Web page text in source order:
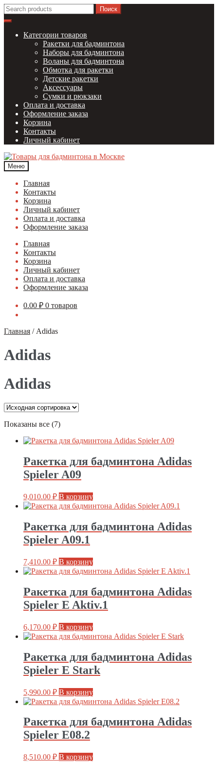
Перейти
к
навигации
Перейти
к
содержимому
Найти:
Категории товаров
Ракетки для бадминтона
Наборы для бадминтона
Воланы для бадминтона
Обмотка для ракетки
Детские ракетки
Аксессуары
Сумки и рюкзаки
Оплата и доставка
Оформление заказа
Корзина
Контакты
Личный кабинет
Меню
Главная
Контакты
Корзина
Личный кабинет
Оплата и доставка
Оформление заказа
Главная
Контакты
Корзина
Личный кабинет
Оплата и доставка
Оформление заказа
0.00 ₽ 0 товаров
Главная / Adidas
Adidas
Adidas
Показаны все (7)
Ракетка для бадминтона Adidas
Spieler A09
9,010.00 ₽ В корзину
Ракетка для бадминтона Adidas
Spieler A09.1
7,410.00 ₽ В корзину
Ракетка для бадминтона Adidas
Spieler E Aktiv.1
6,170.00 ₽ В корзину
Ракетка для бадминтона Adidas
Spieler E Stark
5,990.00 ₽ В корзину
Ракетка для бадминтона Adidas
Spieler E08.2
8,510.00 ₽ В корзину